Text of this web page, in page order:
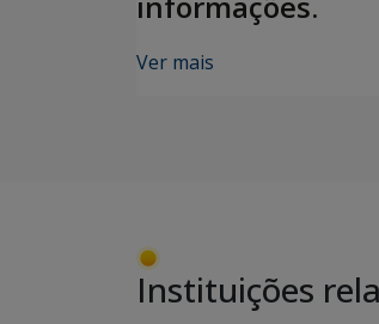
Ver mais
Instituições